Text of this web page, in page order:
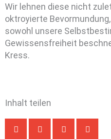
Wir lehnen diese nicht
oktroyierte
sowohl unsere
Gewissensfreiheit
Kress.
Inhalt teilen